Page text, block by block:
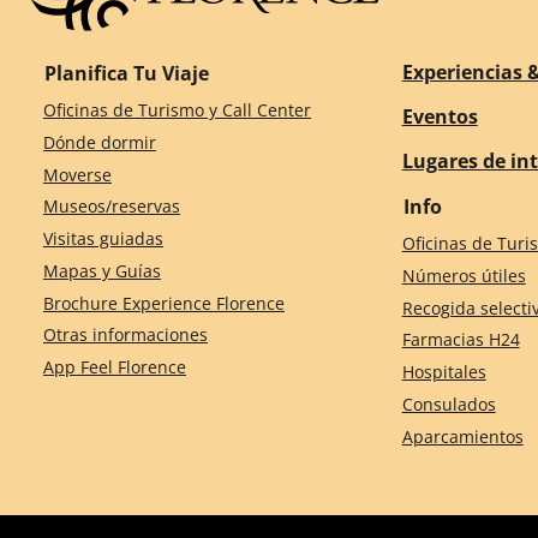
Planifica Tu Viaje
Oficinas de Turismo y Call Center
Dónde dormir
Moverse
Museos/reservas
Visitas guiadas
Mapas y Guías
Brochure Experience Florence
Otras informaciones
App Feel Florence
Experiencias
Eventos
Lugares de
Info
Oficinas de
Números útiles
Recogida
Farmacias H24
Hospitales
Consulados
Aparcamientos